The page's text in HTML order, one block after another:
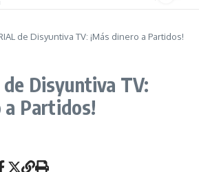
de Disyuntiva TV: ¡Más dinero a Partidos!
Disyuntiva TV:
a Partidos!